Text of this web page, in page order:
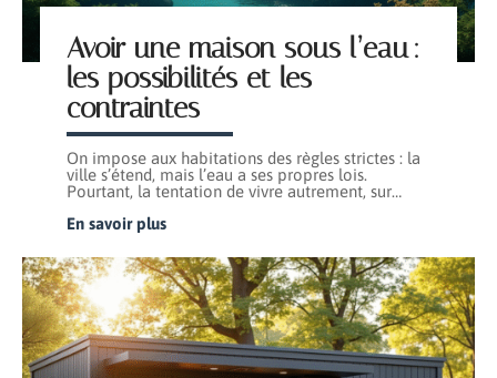
Avoir une maison sous l’eau :
les possibilités et les
contraintes
On impose aux habitations des règles strictes : la
ville s’étend, mais l’eau a ses propres lois.
Pourtant, la tentation de vivre autrement, sur…
En savoir plus